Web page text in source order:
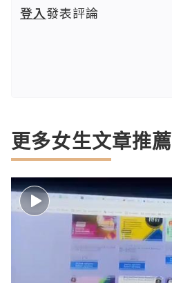
登入發表評論
更多女生文章推薦